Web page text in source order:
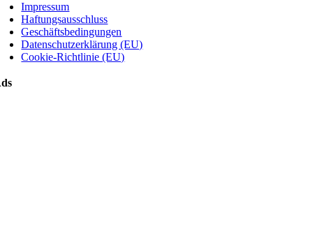
Impressum
Haftungsausschluss
Geschäftsbedingungen
Datenschutzerklärung (EU)
Cookie-Richtlinie (EU)